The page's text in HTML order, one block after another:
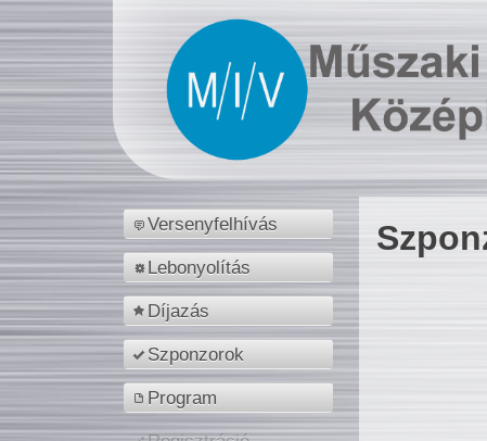
Versenyfelhívás
Lebonyolítás
Díjazás
Szponzorok
Program